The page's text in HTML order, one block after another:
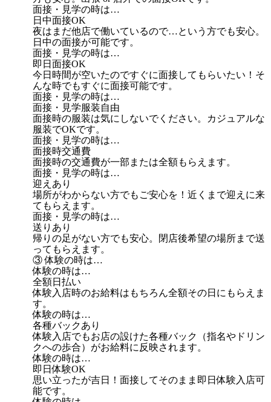
面接・見学の時は…
日中面接OK
夜はまだ他店で働いているので…という方でも安心。
日中の面接が可能です。
面接・見学の時は…
即日面接OK
今日時間が空いたのですぐに面接してもらいたい！そ
んな時でもすぐに面接可能です。
面接・見学の時は…
面接・見学服装自由
面接時の服装は気にしないでください。カジュアルな
服装でOKです。
面接・見学の時は…
面接時交通費
面接時の交通費が一部または全額もらえます。
面接・見学の時は…
迎えあり
場所がわからない方でもご安心を！近くまで迎えに来
てもらえます。
面接・見学の時は…
送りあり
帰りの足がない方でも安心。閉店後希望の場所まで送
ってもらえます。
③ 体験の時は…
体験の時は…
全額日払い
体験入店時のお給料はもちろん全額その日にもらえま
す。
体験の時は…
各種バックあり
体験入店でもお店の設けた各種バック（指名やドリン
クへの歩合）がお給料に反映されます。
体験の時は…
即日体験OK
思い立ったが吉日！面接してそのまま即日体験入店可
能です。